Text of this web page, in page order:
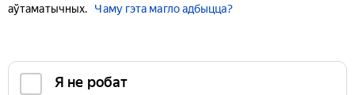
аўтаматычных.
Чаму гэта магло адбыцца?
Я не робат